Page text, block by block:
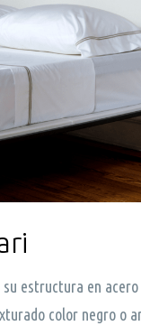
estructura en
color negro o